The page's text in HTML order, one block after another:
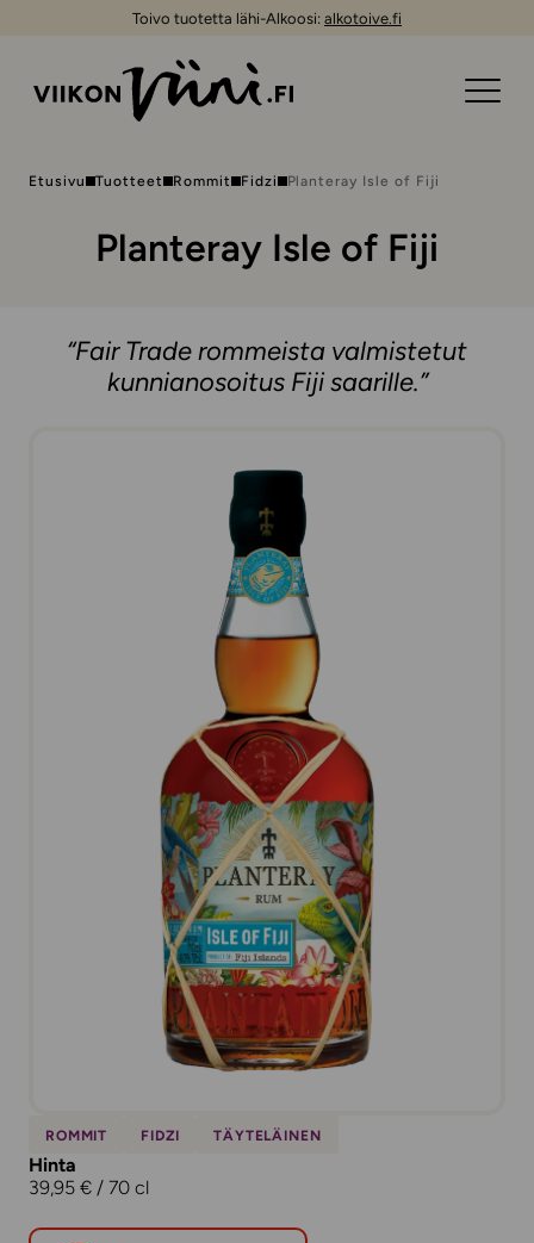
Toivo tuotetta lähi-Alkoosi: alkotoive.fi
Etusivu Tuotteet Rommit Fidzi Planteray Isle of Fiji
Planteray Isle of Fiji
“Fair Trade rommeista valmistetut
kunnianosoitus Fiji saarille.”
ROMMIT FIDZI TÄYTELÄINEN
Hinta
39,95 € / 70 cl